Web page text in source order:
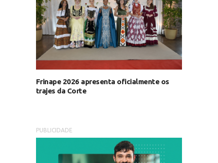
Frinape 2026 apresenta oficialmente os
trajes da Corte
PUBLICIDADE